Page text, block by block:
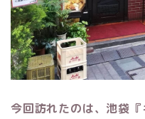
今回訪れたのは、池袋